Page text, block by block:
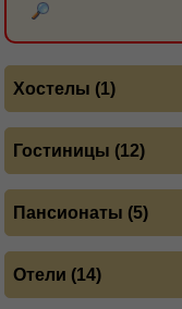
Хостелы (1)
Гостиницы (12)
Пансионаты (5)
Отели (14)